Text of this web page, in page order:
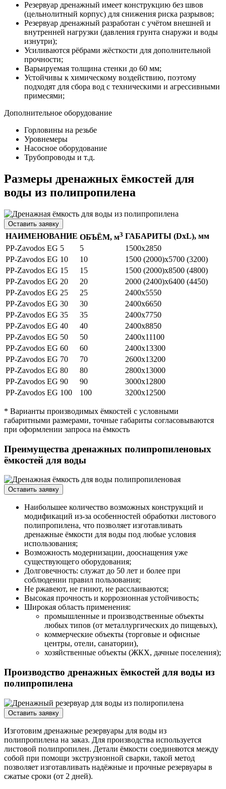
Резервуар дренажный имеет конструкцию без швов
(цельнолитный корпус) для снижения риска разрывов;
Резервуар дренажный разработан с учётом внешней и
внутренней нагрузки (давления грунта снаружи и воды
изнутри);
Усиливаются рёбрами жёсткости для дополнительной
прочности;
Варьируемая толщина стенки до 60 мм;
Устойчивы к химическому воздействию, поэтому
подходят для сбора вод с техническими и агрессивными
примесями;
Дополнительное оборудование
Горловины на резьбе
Уровнемеры
Насосное оборудование
Трубопроводы и т.д.
Размеры дренажных ёмкостей для
воды из полипропилена
Оставить заявку
НАИМЕНОВАНИЕ ОБЪЁМ, м3 ГАБАРИТЫ (DхL), мм
PP-Zavodos EG 5
5
1500х2850
PP-Zavodos EG 10
10
1500 (2000)х5700 (3200)
PP-Zavodos EG 15
15
1500 (2000)х8500 (4800)
PP-Zavodos EG 20
20
2000 (2400)х6400 (4450)
PP-Zavodos EG 25
25
2400х5550
PP-Zavodos EG 30
30
2400х6650
PP-Zavodos EG 35
35
2400х7750
PP-Zavodos EG 40
40
2400х8850
PP-Zavodos EG 50
50
2400х11100
PP-Zavodos EG 60
60
2400х13300
PP-Zavodos EG 70
70
2600х13200
PP-Zavodos EG 80
80
2800х13000
PP-Zavodos EG 90
90
3000х12800
PP-Zavodos EG 100
100 3200х12500
* Варианты производимых ёмкостей с условными
габаритными размерами, точные габариты согласовываются
при оформлении запроса на ёмкость
Преимущества дренажных полипропиленовых
ёмкостей для воды
Оставить заявку
Наибольшее количество возможных конструкций и
модификаций из-за особенностей обработки листового
полипропилена, что позволяет изготавливать
дренажные ёмкости для воды под любые условия
использования;
Возможность модернизации, дооснащения уже
существующего оборудования;
Долговечность: служат до 50 лет и более при
соблюдении правил пользования;
Не ржавеют, не гниют, не расслаиваются;
Высокая прочность и коррозионная устойчивость;
Широкая область применения:
промышленные и производственные объекты
любых типов (от металлургических до пищевых),
коммерческие объекты (торговые и офисные
центры, отели, санатории),
хозяйственные объекты (ЖКХ, дачные поселения);
Производство дренажных ёмкостей для воды из
полипропилена
Оставить заявку
Изготовим дренажные резервуары для воды из
полипропилена на заказ. Для производства используется
листовой полипропилен. Детали ёмкости соединяются между
собой при помощи экструзионной сварки, такой метод
позволяет изготавливать надёжные и прочные резервуары в
сжатые сроки (от 2 дней).